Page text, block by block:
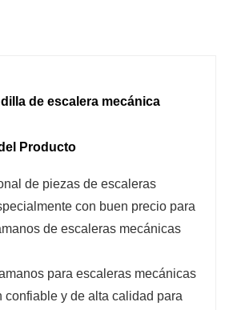
profesional, impuestos
de escalera mecánica
Producto
de piezas de escaleras
con buen precio para
de escaleras mecánicas
para escaleras mecánicas
confiable y de alta calidad para